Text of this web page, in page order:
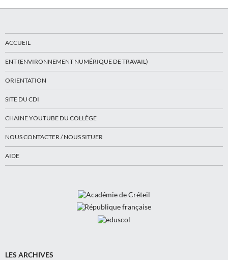
ACCUEIL
ENT (ENVIRONNEMENT NUMÉRIQUE DE TRAVAIL)
ORIENTATION
SITE DU CDI
CHAINE YOUTUBE DU COLLÈGE
NOUS CONTACTER / NOUS SITUER
AIDE
LES ARCHIVES